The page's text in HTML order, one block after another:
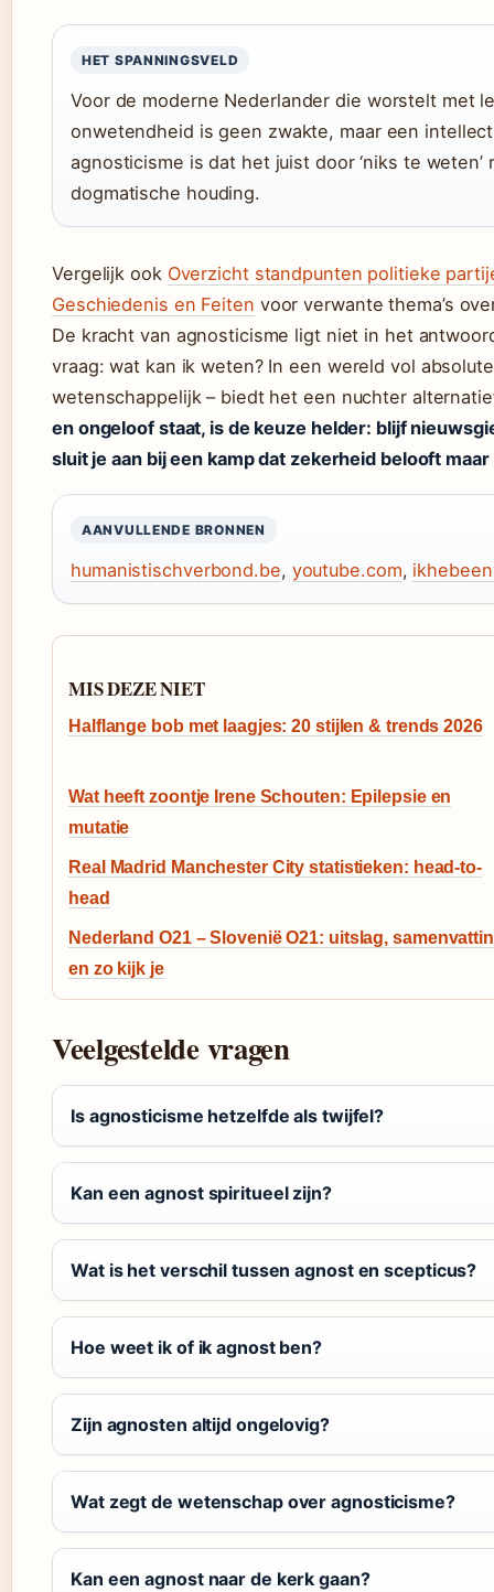
HET SPANNINGSVELD
Voor de moderne Nederlander die worstelt met
onwetendheid is geen zwakte, maar een
agnosticisme is dat het juist door ‘niks te
dogmatische houding.
Vergelijk ook Overzicht standpunten politieke
Geschiedenis en Feiten voor verwante thema’s
De kracht van agnosticisme ligt niet in het
vraag: wat kan ik weten? In een wereld vol
wetenschappelijk – biedt het een nuchter
en ongeloof staat, is de keuze helder: blijf
sluit je aan bij een kamp dat zekerheid belooft
AANVULLENDE BRONNEN
humanistischverbond.be, youtube.com,
MIS DEZE NIET
Halflange bob met laagjes: 20 stijlen & trends 2026
Wat heeft zoontje Irene Schouten: Epilepsie en
mutatie
Real Madrid Manchester City statistieken: head-to-
head
Nederland O21 – Slovenië O21: uitslag,
en zo kijk je
Veelgestelde vragen
Is agnosticisme hetzelfde als twijfel?
Kan een agnost spiritueel zijn?
Wat is het verschil tussen agnost en scepticus?
Hoe weet ik of ik agnost ben?
Zijn agnosten altijd ongelovig?
Wat zegt de wetenschap over agnosticisme?
Kan een agnost naar de kerk gaan?